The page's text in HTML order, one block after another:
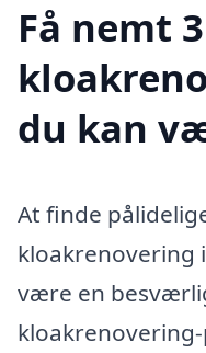
Få nemt
du kan
At finde
kloakrenovering
være en